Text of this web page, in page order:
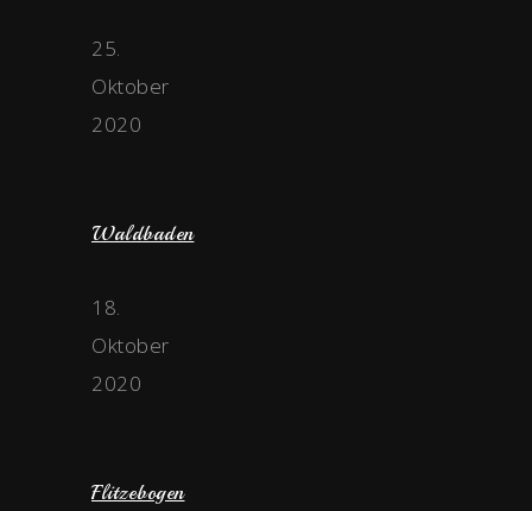
25.
Oktober
2020
Waldbaden
18.
Oktober
2020
Flitzebogen